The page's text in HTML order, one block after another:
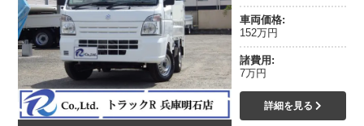
車両価格:
152万円
諸費用:
7万円
詳細を見る